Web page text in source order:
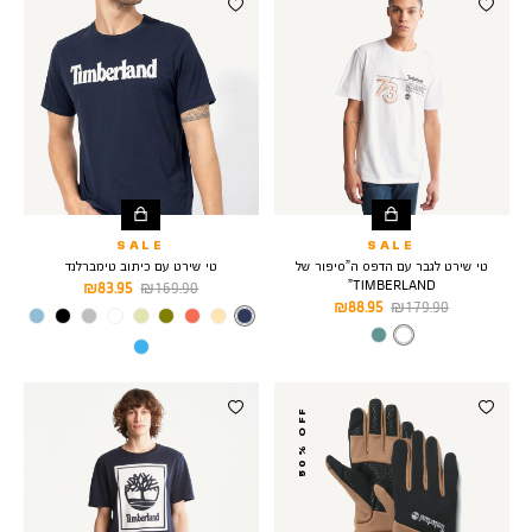
SALE
טי שירט לגבר עם הדפס ה”סיפור של
TIMBERLAND”
מחיר
מוצר
88.95 ₪
מחיר
179.90 ₪
צבע
WHITE
SALE
טי שירט עם כיתוב טימברלנד
מחיר
83.95 ₪
מחיר
רגיל
169.90 ₪
צבע
DARK
50% OFF